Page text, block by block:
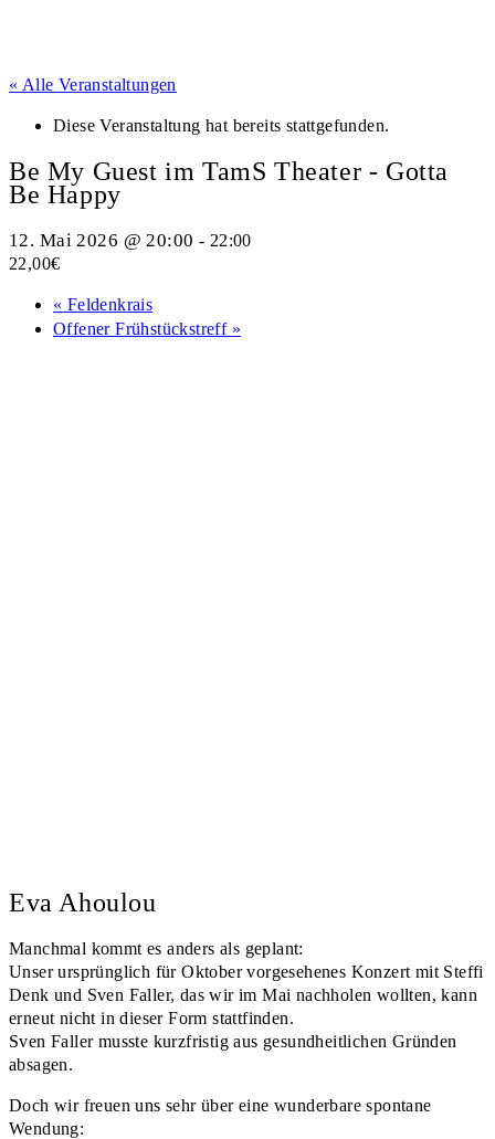
« Alle Veranstaltungen
Diese Veranstaltung hat bereits stattgefunden.
Be My Guest im TamS Theater - Gotta
Be Happy
12. Mai 2026 @ 20:00 - 22:00
22,00€
« Feldenkrais
Offener Frühstückstreff »
Eva Ahoulou
Manchmal kommt es anders als geplant:
Unser ursprünglich für Oktober vorgesehenes Konzert mit Steffi
Denk und Sven Faller, das wir im Mai nachholen wollten, kann
erneut nicht in dieser Form stattfinden.
Sven Faller musste kurzfristig aus gesundheitlichen Gründen
absagen.
Doch wir freuen uns sehr über eine wunderbare spontane
Wendung: